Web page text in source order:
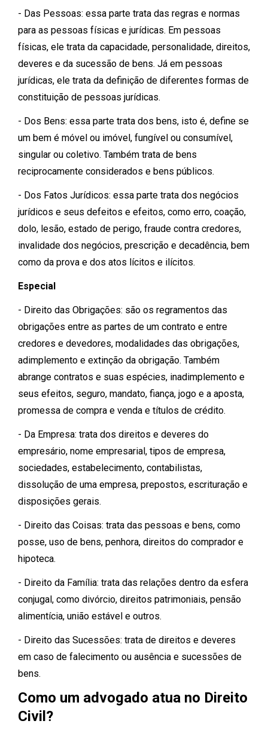
- Das Pessoas: essa parte trata das regras e normas
para as pessoas físicas e jurídicas. Em pessoas
físicas, ele trata da capacidade, personalidade, direitos,
deveres e da sucessão de bens. Já em pessoas
jurídicas, ele trata da definição de diferentes formas de
constituição de pessoas jurídicas.
- Dos Bens: essa parte trata dos bens, isto é, define se
um bem é móvel ou imóvel, fungível ou consumível,
singular ou coletivo. Também trata de bens
reciprocamente considerados e bens públicos.
- Dos Fatos Jurídicos: essa parte trata dos negócios
jurídicos e seus defeitos e efeitos, como erro, coação,
dolo, lesão, estado de perigo, fraude contra credores,
invalidade dos negócios, prescrição e decadência, bem
como da prova e dos atos lícitos e ilícitos.
Especial
- Direito das Obrigações: são os regramentos das
obrigações entre as partes de um contrato e entre
credores e devedores, modalidades das obrigações,
adimplemento e extinção da obrigação. Também
abrange contratos e suas espécies, inadimplemento e
seus efeitos, seguro, mandato, fiança, jogo e a aposta,
promessa de compra e venda e títulos de crédito.
- Da Empresa: trata dos direitos e deveres do
empresário, nome empresarial, tipos de empresa,
sociedades, estabelecimento, contabilistas,
dissolução de uma empresa, prepostos, escrituração e
disposições gerais.
- Direito das Coisas: trata das pessoas e bens, como
posse, uso de bens, penhora, direitos do comprador e
hipoteca.
- Direito da Família: trata das relações dentro da esfera
conjugal, como divórcio, direitos patrimoniais, pensão
alimentícia, união estável e outros.
- Direito das Sucessões: trata de direitos e deveres
em caso de falecimento ou ausência e sucessões de
bens.
Como um advogado atua no Direito
Civil?